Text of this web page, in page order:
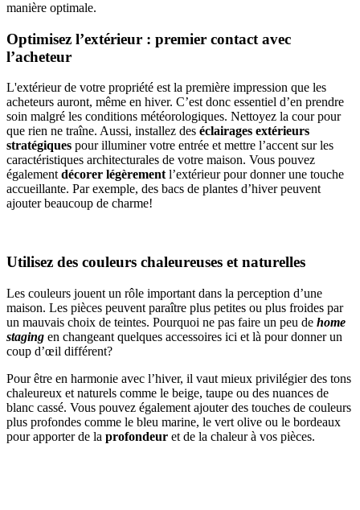
manière optimale.
Optimisez l’extérieur : premier contact avec
l’acheteur
L'extérieur de votre propriété est la première impression que les
acheteurs auront, même en hiver. C’est donc essentiel d’en prendre
soin malgré les conditions météorologiques. Nettoyez la cour pour
que rien ne traîne. Aussi, installez des éclairages extérieurs
stratégiques pour illuminer votre entrée et mettre l’accent sur les
caractéristiques architecturales de votre maison. Vous pouvez
également décorer légèrement l’extérieur pour donner une touche
accueillante. Par exemple, des bacs de plantes d’hiver peuvent
ajouter beaucoup de charme!
Utilisez des couleurs chaleureuses et naturelles
Les couleurs jouent un rôle important dans la perception d’une
maison. Les pièces peuvent paraître plus petites ou plus froides par
un mauvais choix de teintes. Pourquoi ne pas faire un peu de home
staging en changeant quelques accessoires ici et là pour donner un
coup d’œil différent?
Pour être en harmonie avec l’hiver, il vaut mieux privilégier des tons
chaleureux et naturels comme le beige, taupe ou des nuances de
blanc cassé. Vous pouvez également ajouter des touches de couleurs
plus profondes comme le bleu marine, le vert olive ou le bordeaux
pour apporter de la profondeur et de la chaleur à vos pièces.